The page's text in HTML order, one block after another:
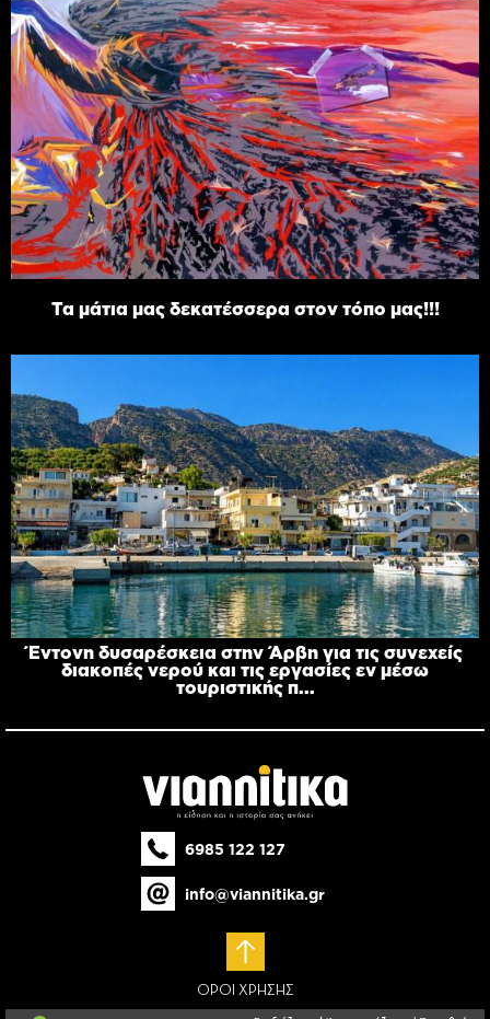
Τα μάτια μας δεκατέσσερα στον τόπο μας!!!
Έντονη δυσαρέσκεια στην Άρβη για τις συνεχείς
διακοπές νερού και τις εργασίες εν μέσω
τουριστικής π...
6985 122 127
info@viannitika.gr
ΟΡΟΙ ΧΡΗΣΗΣ